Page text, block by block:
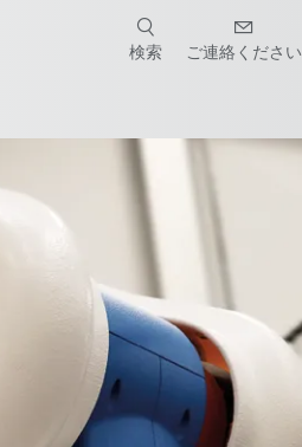
検索 ご連絡ください